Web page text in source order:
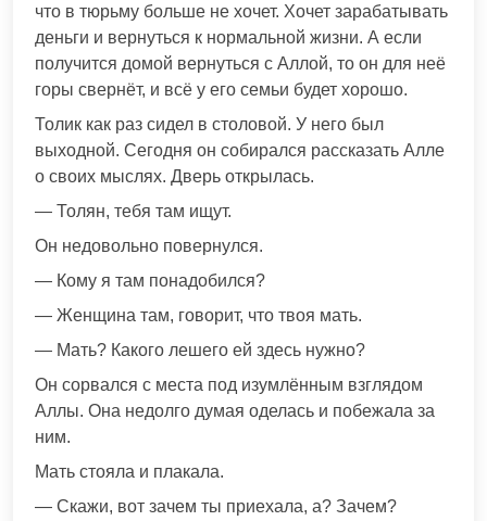
что в тюрьму больше не хочет. Хочет зарабатывать
деньги и вернуться к нормальной жизни. А если
получится домой вернуться с Аллой, то он для неё
горы свернёт, и всё у его семьи будет хорошо.
Толик как раз сидел в столовой. У него был
выходной. Сегодня он собирался рассказать Алле
о своих мыслях. Дверь открылась.
— Толян, тебя там ищут.
Он недовольно повернулся.
— Кому я там понадобился?
— Женщина там, говорит, что твоя мать.
— Мать? Какого лешего ей здесь нужно?
Он сорвался с места под изумлённым взглядом
Аллы. Она недолго думая оделась и побежала за
ним.
Мать стояла и плакала.
— Скажи, вот зачем ты приехала, а? Зачем?